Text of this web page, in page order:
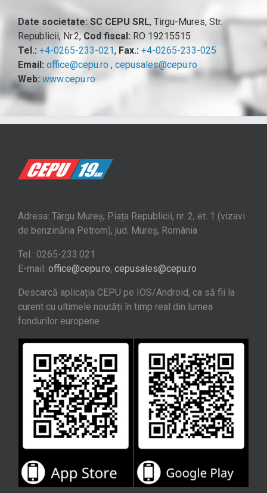
Date societate: SC CEPU SRL, Tirgu-Mures, Str.
Republicii, Nr.2,Cod fiscal: RO 19215515
Tel.: +4-0265-233-021, Fax.: +4-0265-233-025
Email: office@cepu.ro , cepusales@cepu.ro
Web: www.cepu.ro
Adresa: Târgu Mureș, Piața Republicii, nr. 2, et. 1 (vizavi
de benzinăria Petrom), jud. Mureș, România
Tel.: 0265-233.021
E-mail: office@cepu.ro, cepusales@cepu.ro
Descarcă aplicația CEPU pe IOS/Android, ca să fii la
curent cu ultimele noutăți în timp real din lumea
fondurilor europene